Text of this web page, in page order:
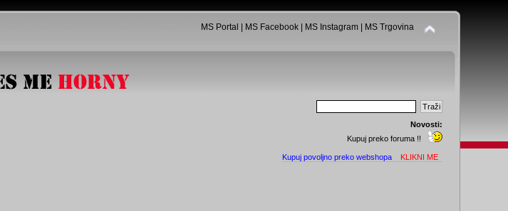
MS Portal MS Facebook| MS Instagram| MS Trgovina
Novosti:
Kupuj preko foruma !!
Kupuj povoljno preko webshopa KLIKNI ME